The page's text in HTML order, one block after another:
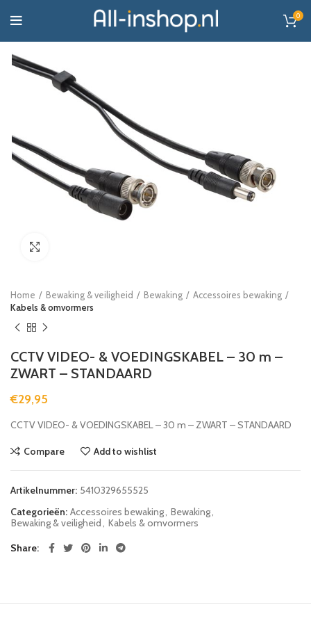
0
Home Bewaking & veiligheid Bewaking
Accessoires bewaking
Kabels & omvormers
CCTV VIDEO- & VOEDINGSKABEL – 30 m –
ZWART – STANDAARD
€29,95
CCTV VIDEO- & VOEDINGSKABEL – 30 m – ZWART – STANDAARD
Compare Add to wishlist
Artikelnummer: 5410329655525
Categorieën: Accessoires bewaking Bewaking
Bewaking & veiligheid
Kabels & omvormers
Share